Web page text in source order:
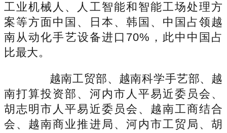
工业机械人、人工智能和智能工场处理方
案等方面中国、日本、韩国、中国占领越
南从动化手艺设备进口70%，此中中国占
比最大。
越南工贸部、越南科学手艺部、越
南打算投资部、河内市人平易近委员会、
胡志明市人平易近委员会、越南工商结合
会、越南商业推进局、河内市工贸局、胡